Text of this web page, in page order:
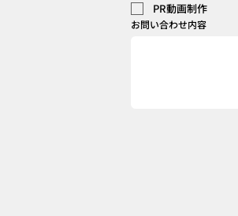
PR動画制作
お問い合わせ内容